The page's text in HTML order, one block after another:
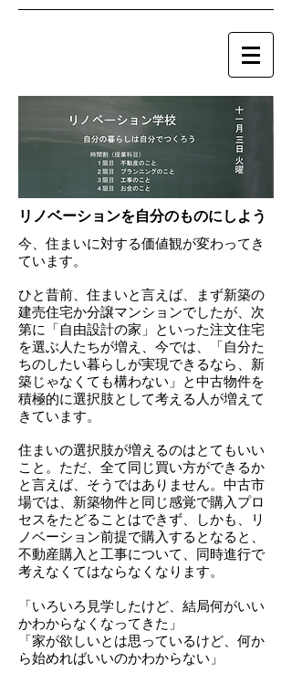
リノベーションを自分のものにしよう
今、住まいに対する価値観が変わってき
ています。
ひと昔前、住まいと言えば、まず新築の
建売住宅か分譲マンションでしたが、次
第に「自由設計の家」といった注文住宅
を選ぶ人たちが増え、今では、「自分た
ちのしたい暮らしが実現できるなら、新
築じゃなくても構わない」と中古物件を
積極的に選択肢として考える人が増えて
きています。
住まいの選択肢が増えるのはとてもいい
こと。ただ、全て同じ買い方ができるか
と言えば、そうではありません。中古市
場では、新築物件と同じ感覚で購入プロ
セスをたどることはできず、
しかも、リ
ノベーション前提で購入するとなると、
不動産購入と工事について、同時進行で
考えなくてはならなくなります。
「いろいろ見学したけど、結局何がいい
かわからなくなってきた」
「家が欲しいとは思っているけど、何か
ら始めればいいのかわからない」